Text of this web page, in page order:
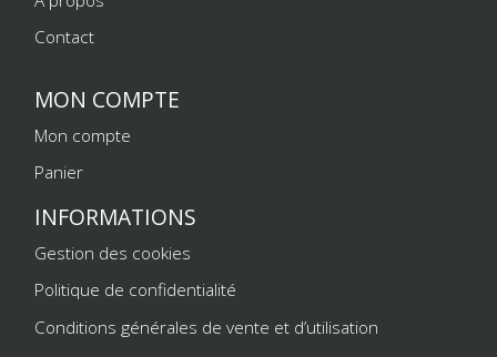
Contact
MON COMPTE
Mon compte
Panier
INFORMATIONS
Gestion des cookies
Politique de confidentialité
Conditions générales de vente et d’utilisation